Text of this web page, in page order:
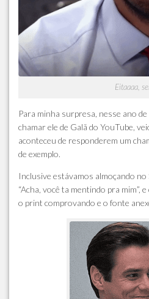
Eitaaaa,
Para minha surpresa, nesse ano
chamar ele de Galã do YouTube,
aconteceu de responderem um
de exemplo.
Inclusive estávamos almoçando no
“Acha, você ta mentindo pra mim”,
o print comprovando e o fonte